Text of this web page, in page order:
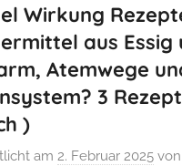
Wirkung
aus Essig
Atemwege
3
)
am 2. Februar 2025 von